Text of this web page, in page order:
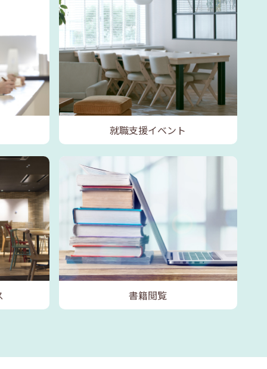
就職支援イベント
書籍閲覧